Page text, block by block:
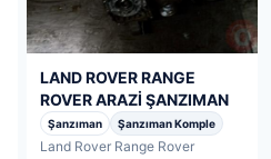
LAND ROVER RANGE
ROVER ARAZİ ŞANZIMAN
Şanzıman Şanzıman Komple
Land Rover Range Rover